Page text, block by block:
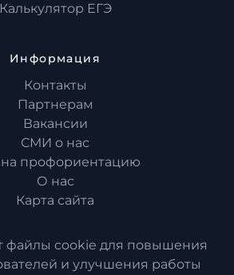
Калькулятор ЕГЭ
Информация
Контакты
Партнерам
Вакансии
СМИ о нас
на профориентацию
О нас
Карта сайта
файлы cookie для повышения
и улучшения работы